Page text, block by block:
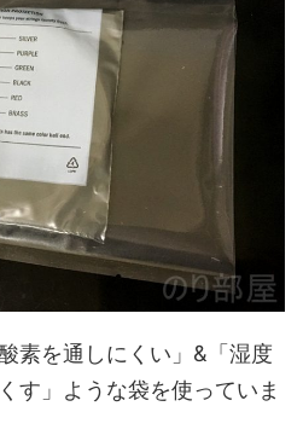
素を通しにくい」&「湿度
す」ような袋を使っていま